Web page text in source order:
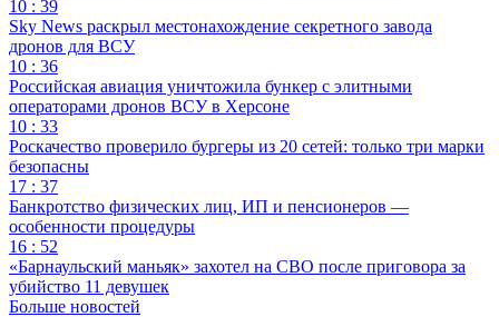
10 : 39
Sky News раскрыл местонахождение секретного завода
дронов для ВСУ
10 : 36
Российская авиация уничтожила бункер с элитными
операторами дронов ВСУ в Херсоне
10 : 33
Роскачество проверило бургеры из 20 сетей: только три марки
безопасны
17 : 37
Банкротство физических лиц, ИП и пенсионеров —
особенности процедуры
16 : 52
«Барнаульский маньяк» захотел на СВО после приговора за
убийство 11 девушек
Больше новостей